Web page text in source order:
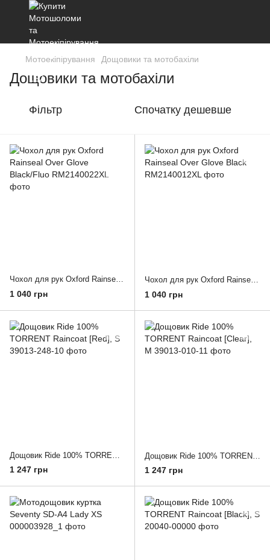
Мотоекіпірування Дощовики та мотобахіли
Дощовики та мотобахіли
Фільтр Спочатку дешевше
Чохол для рук Oxford Rainseal Over Glove Black/Fluo
1 040 грн
Чохол для рук Oxford Rainseal Over Glove Black
1 040 грн
1 247 грн 1 247 грн